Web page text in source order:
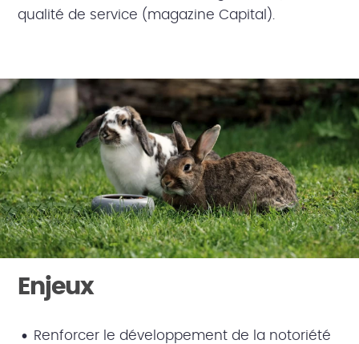
qualité de service (magazine Capital).
Enjeux
Renforcer le développement de la notoriété